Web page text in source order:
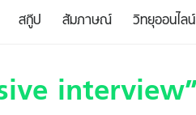
ดูดวง - ตรวจหวย
สถิติหวยไทย
สกู๊ป สัมภาษณ์ วิทยุออนไลน์
interview